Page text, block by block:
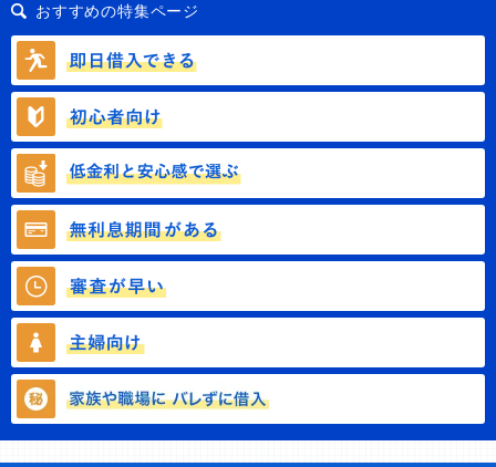
おすすめの特集ページ